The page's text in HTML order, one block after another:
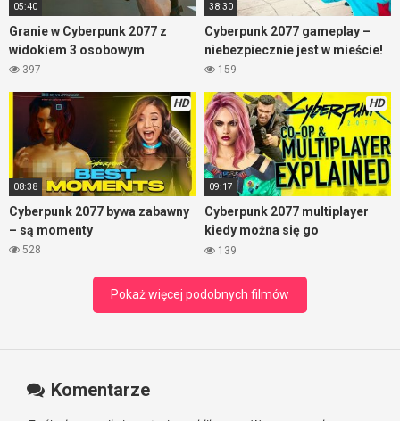
05:40
Granie w Cyberpunk 2077 z
widokiem 3 osobowym
397
38:30
Cyberpunk 2077 gameplay –
niebezpiecznie jest w mieście!
159
HD
08:38
Cyberpunk 2077 bywa zabawny
– są momenty
528
HD
09:17
Cyberpunk 2077 multiplayer
kiedy można się go
spodziewać?
139
Pokaż więcej podobnych filmów
Komentarze